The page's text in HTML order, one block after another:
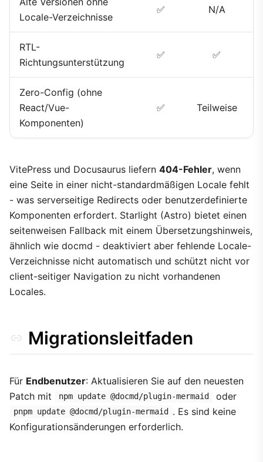
Locale-Verzeichnisse
✅ N/A
RTL-
Richtungsunterstützung
✅ ✅
Zero-Config (ohne
React/Vue-
Komponenten)
✅ Teilweise
VitePress und Docusaurus liefern 404-Fehler, wenn
eine Seite in einer nicht-standardmäßigen Locale fehlt
- was serverseitige Redirects oder benutzerdefinierte
Komponenten erfordert. Starlight (Astro) bietet einen
seitenweisen Fallback mit einem Übersetzungshinweis,
ähnlich wie docmd - deaktiviert aber fehlende Locale-
Verzeichnisse nicht automatisch und schützt nicht vor
client-seitiger Navigation zu nicht vorhandenen
Locales.
Migrationsleitfaden
Für Endbenutzer: Aktualisieren Sie auf den neuesten
Patch mit
npm update @docmd/plugin-mermaid oder
pnpm update @docmd/plugin-mermaid
. Es sind keine
Konfigurationsänderungen erforderlich.